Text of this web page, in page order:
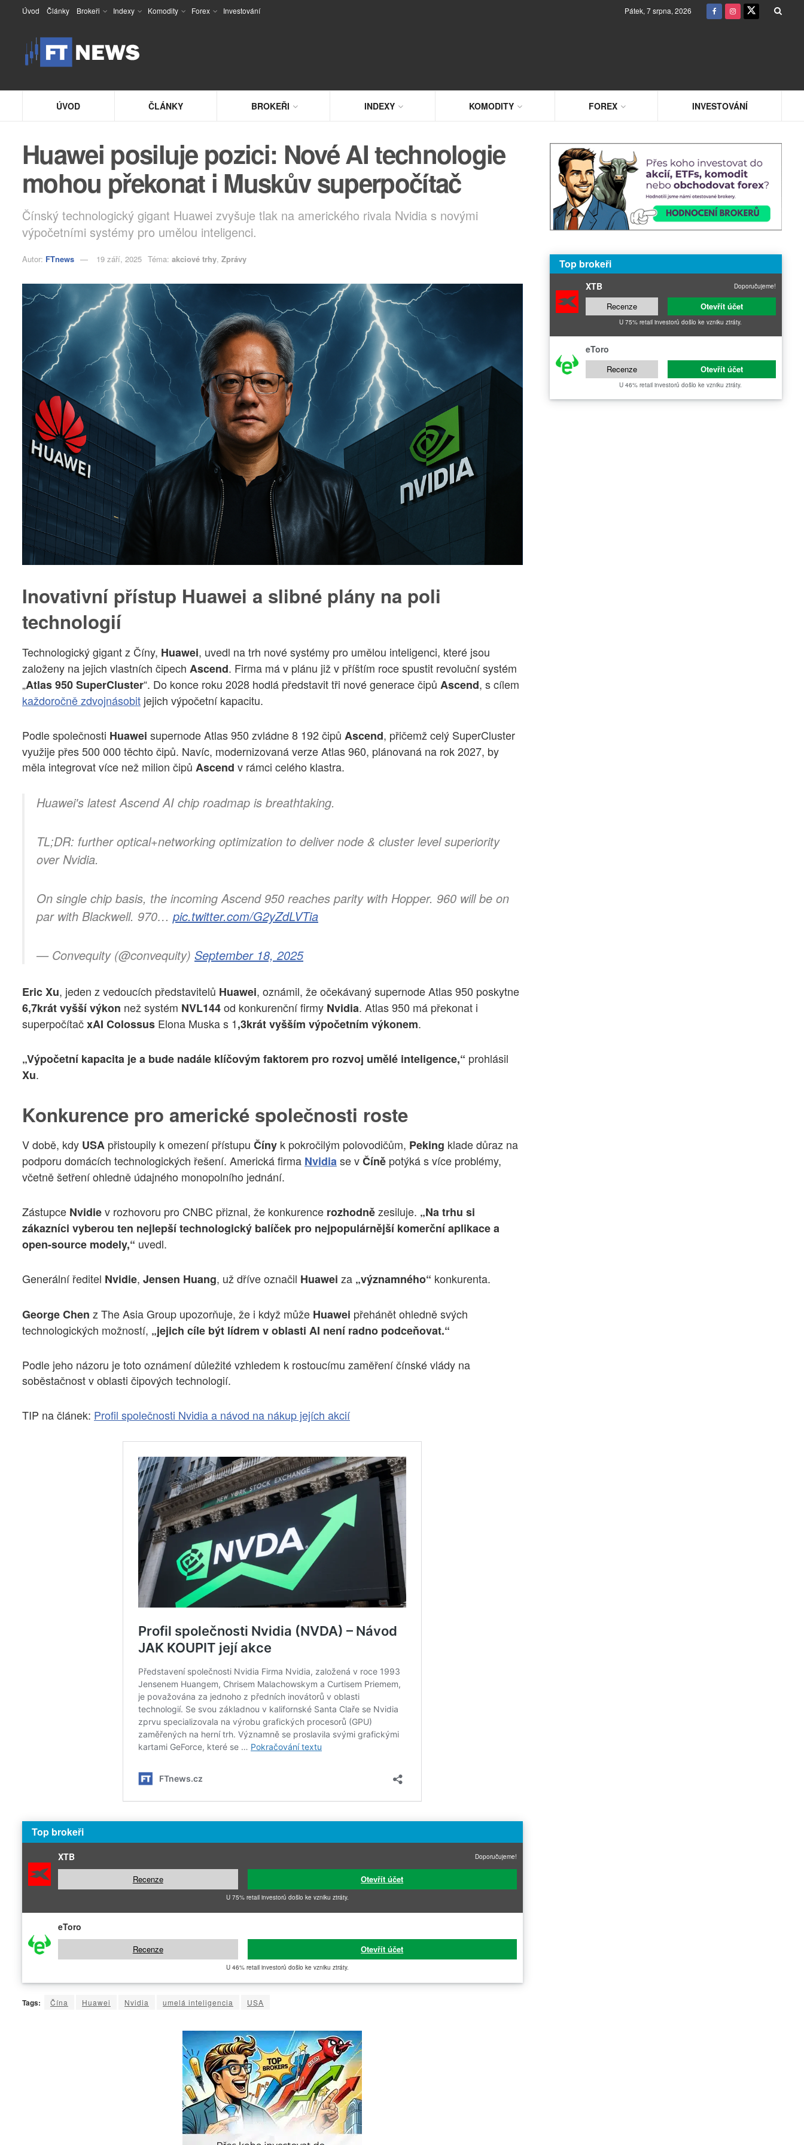
Úvod Články Brokeři Indexy Komodity Forex Investování Pátek, 7 srpna, 2026
ÚVOD ČLÁNKY BROKEŘI INDEXY KOMODITY FOREX INVESTOVÁNÍ
Huawei posiluje pozici: Nové AI technologie
mohou překonat i Muskův superpočítač
Čínský technologický gigant Huawei zvyšuje tlak na amerického rivala Nvidia s novými
výpočetními systémy pro umělou inteligenci.
Autor: FTnews 19 září, 2025 Téma: akciové trhy, Zprávy
Inovativní přístup Huawei a slibné plány na poli
technologií
Technologický gigant z Číny, Huawei, uvedl na trh nové systémy pro umělou inteligenci, které jsou
založeny na jejich vlastních čipech Ascend. Firma má v plánu již v příštím roce spustit revoluční systém
„Atlas 950 SuperCluster“. Do konce roku 2028 hodlá představit tři nové generace čipů Ascend, s cílem
každoročně zdvojnásobit jejich výpočetní kapacitu.
Podle společnosti Huawei supernode Atlas 950 zvládne 8 192 čipů Ascend, přičemž celý SuperCluster
využije přes 500 000 těchto čipů. Navíc, modernizovaná verze Atlas 960, plánovaná na rok 2027, by
měla integrovat více než milion čipů Ascend v rámci celého klastra.
Huawei's latest Ascend AI chip roadmap is breathtaking.
TL;DR: further optical+networking optimization to deliver node & cluster level superiority
over Nvidia.
On single chip basis, the incoming Ascend 950 reaches parity with Hopper. 960 will be on
par with Blackwell. 970… pic.twitter.com/G2yZdLVTia
— Convequity (@convequity) September 18, 2025
Eric Xu, jeden z vedoucích představitelů Huawei, oznámil, že očekávaný supernode Atlas 950 poskytne
6,7krát vyšší výkon než systém NVL144od konkurenční firmy Nvidia. Atlas 950 má překonat i
superpočítačxAI Colossus Elona Muska s 1,3krát vyšším výpočetním výkonem.
„Výpočetní kapacita je a bude nadále klíčovým faktorem pro rozvoj umělé inteligence,“ prohlásil
Xu.
Konkurence pro americké společnosti roste
V době, kdy USA přistoupily k omezení přístupu Číny k pokročilým polovodičům, Peking klade důraz na
podporu domácích technologických řešení. Americká firma Nvidiase vČíně potýká s více problémy,
včetně šetření ohledně údajného monopolního jednání.
Zástupce Nvidiev rozhovoru pro CNBC přiznal, že konkurence rozhodnězesiluje. „Na trhu si
zákazníci vyberou ten nejlepší technologický balíček pro nejpopulárnější komerční aplikace a
open-source modely,“ uvedl.
Generální ředitel Nvidie, Jensen Huang, už dříve označil Huawei za „významného“ konkurenta.
George Chen z The Asia Group upozorňuje, že i když může Huawei přehánět ohledně svých
technologických možností, „jejich cíle být lídrem v oblasti AI není radno podceňovat.“
Podle jeho názoru je toto oznámení důležité vzhledem k rostoucímu zaměření čínské vlády na
soběstačnost v oblasti čipových technologií.
TIP na článek: Profil společnosti Nvidia a návod na nákup jejích akcií
Top brokeři
XTB Doporučujeme!
Recenze Otevřít účet
U 75% retail investorů došlo ke vzniku ztráty.
eToro
Recenze Otevřít účet
U 46% retail investorů došlo ke vzniku ztráty.
Tags: Čína Huawei Nvidia umelá inteligencia USA
Top brokeři
XTB Doporučujeme!
Recenze Otevřít účet
U 75% retail investorů došlo ke vzniku ztráty.
eToro
Recenze Otevřít účet
U 46% retail investorů došlo ke vzniku ztráty.